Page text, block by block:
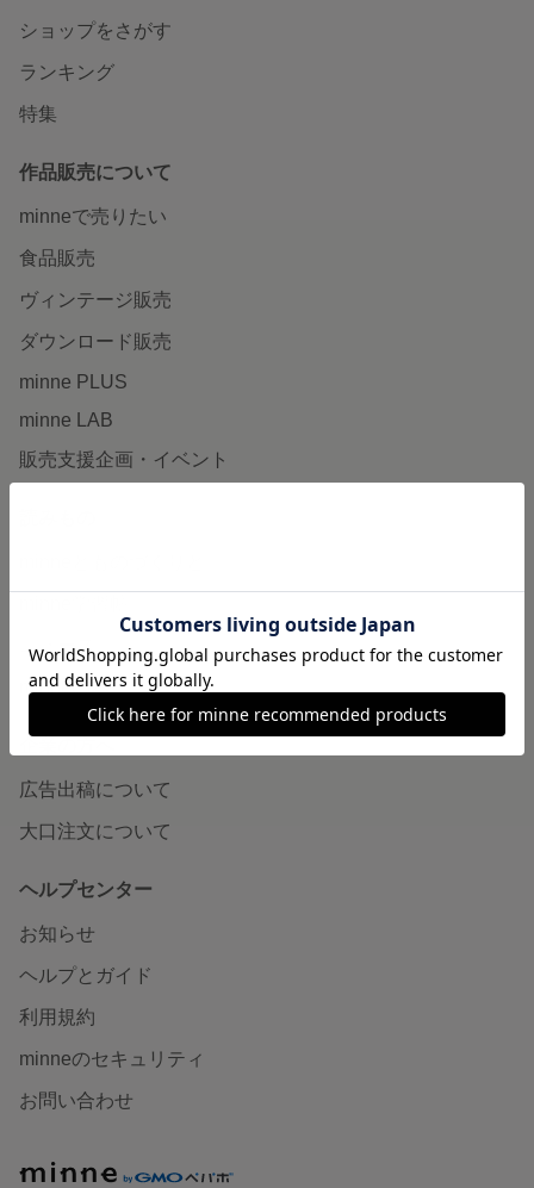
ショップをさがす
ランキング
特集
作品販売について
minneで売りたい
食品販売
ヴィンテージ販売
ダウンロード販売
minne PLUS
minne LAB
販売支援企画・イベント
ニュース
minneの本
広告出稿について
大口注文について
ヘルプセンター
お知らせ
ヘルプとガイド
利用規約
minneのセキュリティ
お問い合わせ